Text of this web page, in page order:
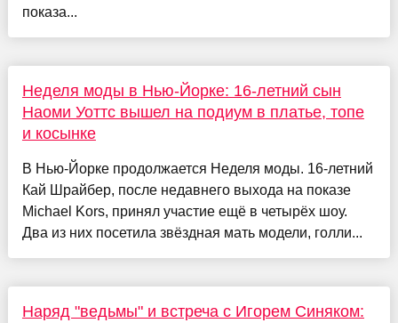
показа...
Неделя моды в Нью-Йорке: 16-летний сын
Наоми Уоттс вышел на подиум в платье, топе
и косынке
В Нью-Йорке продолжается Неделя моды. 16-летний
Кай Шрайбер, после недавнего выхода на показе
Michael Kors, принял участие ещё в четырёх шоу.
Два из них посетила звёздная мать модели, голли...
Наряд "ведьмы" и встреча с Игорем Синяком: